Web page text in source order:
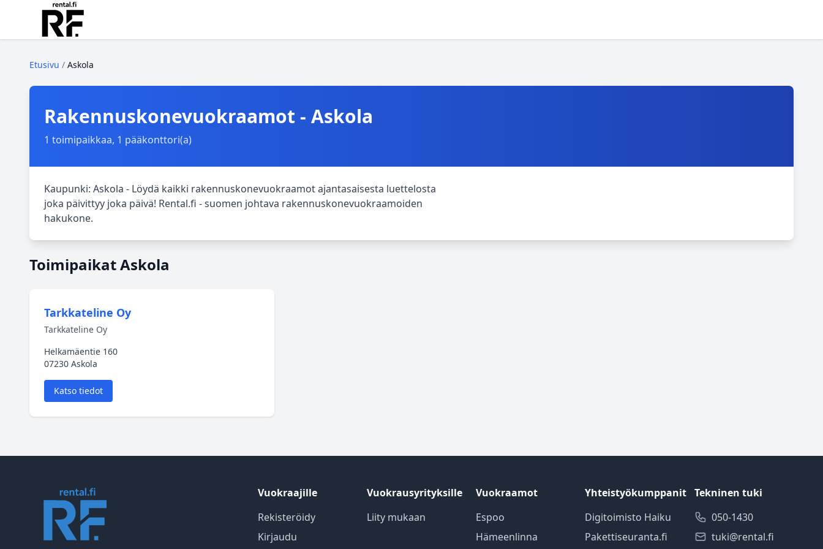
Etusivu / Askola
Rakennuskonevuokraamot - Askola
1 toimipaikkaa, 1 pääkonttori(a)
Kaupunki: Askola - Löydä kaikki rakennuskonevuokraamot ajantasaisesta luettelosta
joka päivittyy joka päivä! Rental.fi - suomen johtava rakennuskonevuokraamoiden
hakukone.
Toimipaikat Askola
Tarkkateline Oy
Tarkkateline Oy
Helkamäentie 160
07230 Askola
Katso tiedot
Vuokraajille
Rekisteröidy
Kirjaudu
Vuokrausyrityksille
Liity mukaan
Vuokraamot
Espoo
Hämeenlinna
Yhteistyökumppanit
Digitoimisto Haiku
Pakettiseuranta.fi
Tekninen tuki
050-1430
tuki@rental.fi